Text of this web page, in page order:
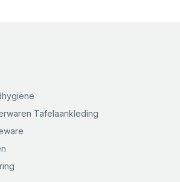
Tafelaankleding